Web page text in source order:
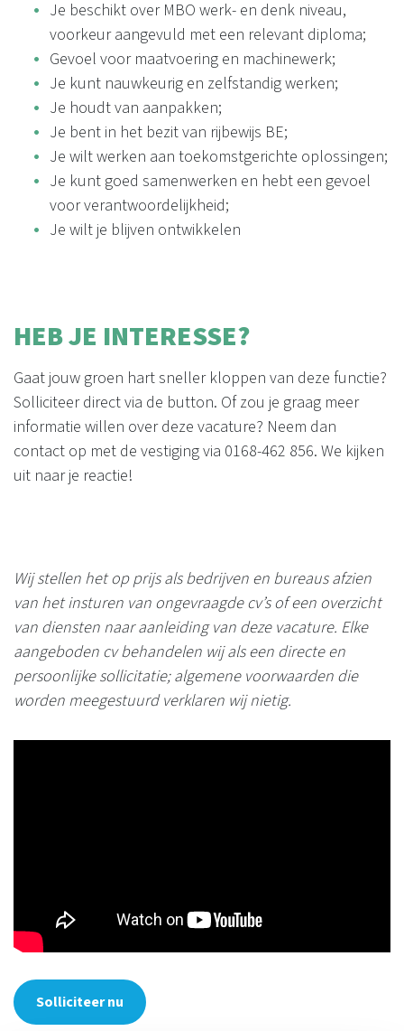
Je beschikt over MBO werk- en denk niveau,
voorkeur aangevuld met een relevant diploma;
Gevoel voor maatvoering en machinewerk;
Je kunt nauwkeurig en zelfstandig werken;
Je houdt van aanpakken;
Je bent in het bezit van rijbewijs BE;
Je wilt werken aan toekomstgerichte oplossingen;
Je kunt goed samenwerken en hebt een gevoel
voor verantwoordelijkheid;
Je wilt je blijven ontwikkelen
HEB JE INTERESSE?
Gaat jouw groen hart sneller kloppen van deze functie?
Solliciteer direct via de button. Of zou je graag meer
informatie willen over deze vacature? Neem dan
contact op met de vestiging via 0168-462 856. We kijken
uit naar je reactie!
Wij stellen het op prijs als bedrijven en bureaus afzien
van het insturen van ongevraagde cv’s of een overzicht
van diensten naar aanleiding van deze vacature. Elke
aangeboden cv behandelen wij als een directe en
persoonlijke sollicitatie; algemene voorwaarden die
worden meegestuurd verklaren wij nietig.
Solliciteer nu